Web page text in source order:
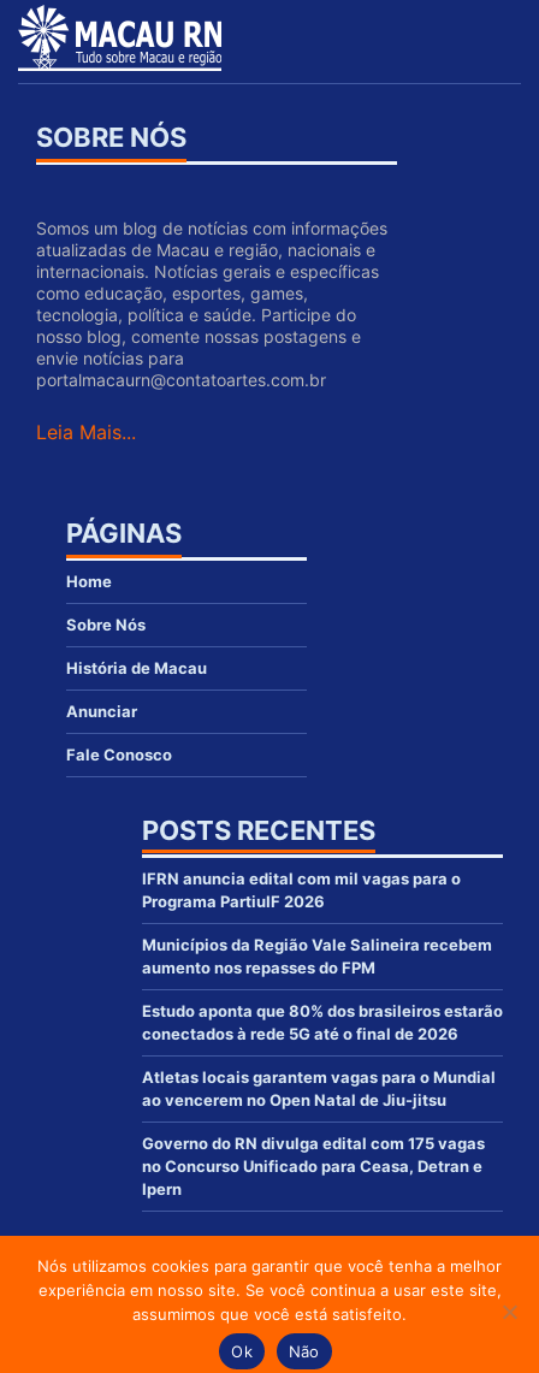
SOBRE NÓS
Somos um blog de notícias com informações
atualizadas de Macau e região, nacionais e
internacionais. Notícias gerais e específicas
como educação, esportes, games,
tecnologia, política e saúde. Participe do
nosso blog, comente nossas postagens e
envie notícias para
portalmacaurn@contatoartes.com.br
Leia Mais...
PÁGINAS
Home
Sobre Nós
História de Macau
Anunciar
Fale Conosco
POSTS RECENTES
IFRN anuncia edital com mil vagas para o
Programa PartiuIF 2026
Municípios da Região Vale Salineira recebem
aumento nos repasses do FPM
Estudo aponta que 80% dos brasileiros estarão
conectados à rede 5G até o final de 2026
Atletas locais garantem vagas para o Mundial
ao vencerem no Open Natal de Jiu-jitsu
Governo do RN divulga edital com 175 vagas
no Concurso Unificado para Ceasa, Detran e
Ipern
© 2012 - 2021 | www.macaurn.com.br - Todos os direitos reservados
Desenvolvido por:
Social media & sharing icons powered by
Nós utilizamos cookies para garantir que você tenha a melhor
experiência em nosso site. Se você continua a usar este site,
assumimos que você está satisfeito.
Ok
Não